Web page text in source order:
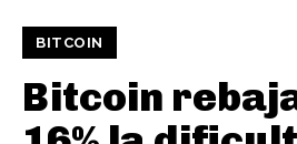
BITCOIN
Bitcoin